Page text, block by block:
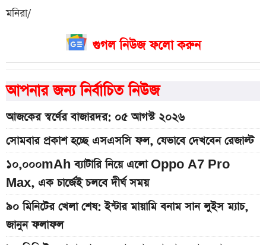
মনিরা/
গুগল নিউজ ফলো করুন
আপনার জন্য নির্বাচিত নিউজ
আজকের স্বর্ণের বাজারদর: ০৫ আগস্ট ২০২৬
সোমবার প্রকাশ হচ্ছে এসএসসি ফল, যেভাবে দেখবেন রেজাল্ট
১০,০০০mAh ব্যাটারি নিয়ে এলো Oppo A7 Pro
Max, এক চার্জেই চলবে দীর্ঘ সময়
৯০ মিনিটের খেলা শেষ: ইন্টার মায়ামি বনাম সান লুইস ম্যাচ,
জানুন ফলাফল